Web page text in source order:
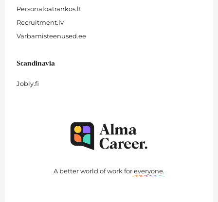
Personaloatrankos.lt
Recruitment.lv
Varbamisteenused.ee
Scandinavia
Jobly.fi
A better world of work foreveryone.